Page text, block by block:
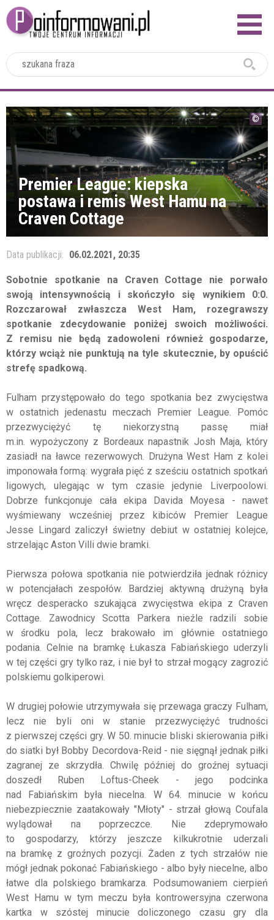
Premier League: kiepska
postawa i remis West Hamu na
Craven Cottage
Data publikacji: 06.02.2021, 20:35
Sobotnie spotkanie na Craven Cottage nie porwało
swoją intensywnością i skończyło się wynikiem 0:0.
Rozczarował zwłaszcza West Ham, rozegrawszy
spotkanie zdecydowanie poniżej swoich możliwości.
Z remisu nie będą zadowoleni również gospodarze,
którzy wciąż nie punktują na tyle skutecznie, by opuścić
strefę spadkową.
Fulham przystępowało do tego spotkania bez zwycięstwa
w ostatnich jedenastu meczach Premier League. Pomóc
przezwyciężyć tę niekorzystną passę miał
m.in. wypożyczony z Bordeaux napastnik Josh Maja, który
zasiadł na ławce rezerwowych. Drużyna West Ham z kolei
imponowała formą: wygrała pięć z sześciu ostatnich spotkań
ligowych, ulegając w tym czasie jedynie Liverpoolowi.
Dobrze funkcjonuje cała ekipa Davida Moyesa - nawet
wyśmiewany wcześniej przez kibiców Premier League
Jesse Lingard zaliczył świetny debiut w ostatniej kolejce,
strzelając Aston Villi dwie bramki.
Pierwsza połowa spotkania nie potwierdziła jednak różnicy
w potencjałach zespołów. Bardziej aktywną drużyną była
wręcz desperacko szukająca zwycięstwa ekipa z Craven
Cottage. Zawodnicy Scotta Parkera nieźle radzili sobie
w środku pola, lecz brakowało im głównie ostatniego
podania. Celnie na bramkę Łukasza Fabiańskiego uderzyli
w tej części gry tylko raz, i nie był to strzał mogący zagrozić
polskiemu golkiperowi.
W drugiej połowie utrzymywała się przewaga graczy Fulham,
lecz nie byli oni w stanie przezwyciężyć trudności
z pierwszej części gry. W 50. minucie bliski skierowania piłki
do siatki był Bobby Decordova-Reid - nie sięgnął jednak piłki
zagranej ze skrzydła. Chwilę później do groźnej sytuacji
doszedł Ruben Loftus-Cheek - jego podcinka
nad Fabiańskim była niecelna. W 64. minucie w końcu
niebezpiecznie zaatakowały "Młoty" - strzał głową Coufala
wylądował na poprzeczce. Nie zdeprymowało
to gospodarzy, którzy jeszcze kilkukrotnie uderzali
na bramkę z groźnych pozycji. Żaden z tych strzałów nie
mógł jednak pokonać Fabiańskiego - albo były niecelne, albo
łatwe dla polskiego bramkarza. Podsumowaniem cierpień
West Hamu w tym meczu była kontrowersyjna czerwona
kartka w szóstej minucie doliczonego czasu gry dla